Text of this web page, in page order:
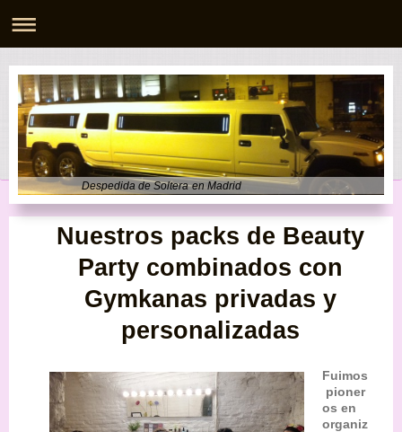
Despedida de Soltera en Madrid
Nuestros packs de Beauty
Party combinados con
Gymkanas privadas y
personalizadas
Fuimos
pioner
os en
organiz